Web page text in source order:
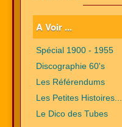
A Voir ...
Spécial 1900 - 1955
Discographie 60's
Les Référendums
Les Petites Histoires...
Le Dico des Tubes